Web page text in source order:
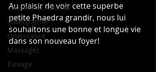
Conseils et Astuces
Ostéopathie
Obéissance
Massages
Elevage
Au plaisir de voir cette superbe
petite Phaedra grandir, nous lui
souhaitons une bonne et longue vie
dans son nouveau foyer!